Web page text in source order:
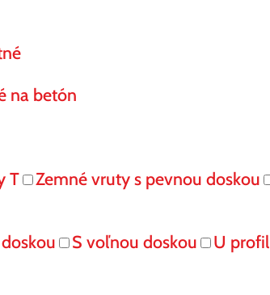
na betón
T Zemné vruty s pevnou doskou
S voľnou doskou
U profil